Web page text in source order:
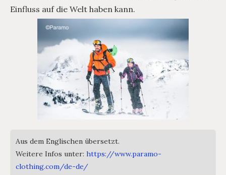
Einfluss auf die Welt haben kann.
Aus dem Englischen übersetzt.
Weitere Infos unter: https://www.paramo-
clothing.com/de-de/